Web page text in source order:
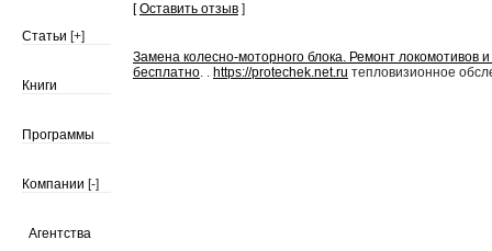
Статьи [+]
Книги
Программы
Компании [-]
Агентства
[Оставить отзыв ]
Замена колесно-моторного блока. Ремонт локомотивов
бесплатно. . https://protechek.net.ru тепловизионное